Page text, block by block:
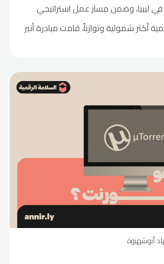
في ليبيا، وضمن مسار عمل استراتيجي
شمولية وتوازناً، قامت مبادرة أنير
أبوشهيوة